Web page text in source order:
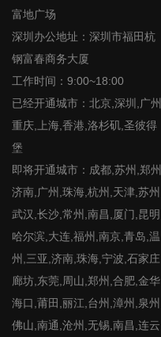
富地广场
深圳办公地址：深圳市福田杭
钢富春商务大厦
工作时间：9:00~18:00
已经开通城市：北京,深圳,广州,
重庆,上海,香港,洛杉矶,圣彼得
堡
即将开通城市：成都,苏州,郑州,
济南,广州,珠海,杭州,天津,苏州,
武汉,长沙,常州,南昌,厦门,昆明,
哈尔滨,大连,福州,南京,青岛,温
州,三亚,济南,珠海,宁波,石家庄,
廊坊,东莞,周山,郑州,合肥,金华,
海口,莆田,丽江,台州,漳州,泉州,
佛山,南通,沧州,无锡,南昌,连云